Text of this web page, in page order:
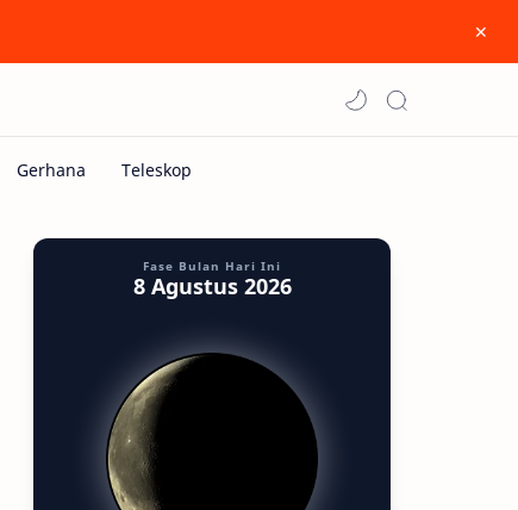
Fase Bulan Hari Ini
8 Agustus 2026